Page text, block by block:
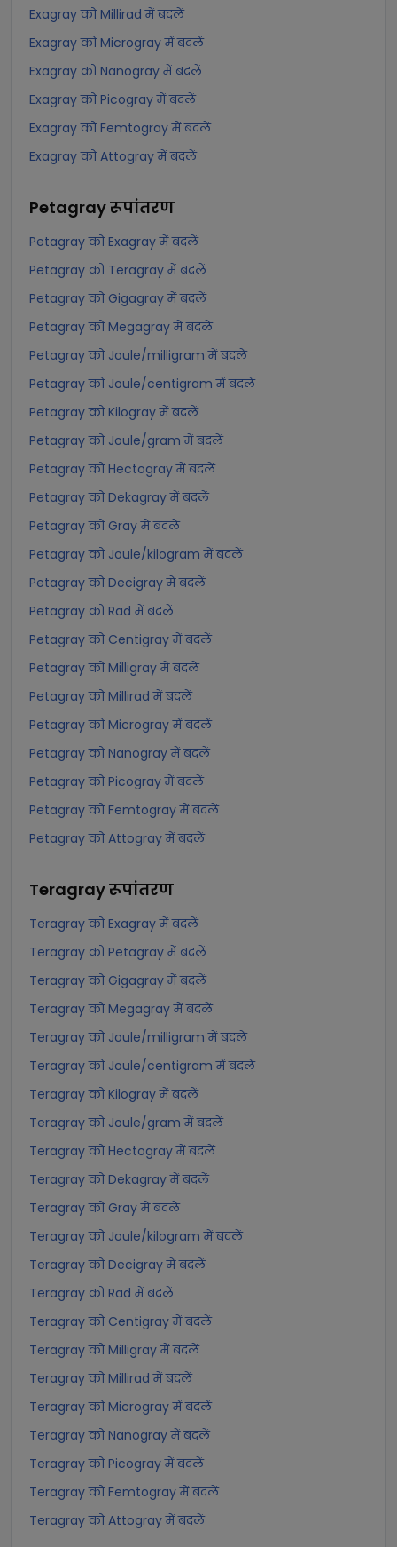
Exagray को Millirad में बदलें
Exagray को Microgray में बदलें
Exagray को Nanogray में बदलें
Exagray को Picogray में बदलें
Exagray को Femtogray में बदलें
Exagray को Attogray में बदलें
Petagrayरूपांतरण
Petagray को Exagray में बदलें
Petagray को Teragray में बदलें
Petagray को Gigagray में बदलें
Petagray को Megagray में बदलें
Petagray को Joule/milligram में बदलें
Petagray को Joule/centigram में बदलें
Petagray को Kilogray में बदलें
Petagray को Joule/gram में बदलें
Petagray को Hectogray में बदलें
Petagray को Dekagray में बदलें
Petagray को Gray में बदलें
Petagray को Joule/kilogram में बदलें
Petagray को Decigray में बदलें
Petagray को Rad में बदलें
Petagray को Centigray में बदलें
Petagray को Milligray में बदलें
Petagray को Millirad में बदलें
Petagray को Microgray में बदलें
Petagray को Nanogray में बदलें
Petagray को Picogray में बदलें
Petagray को Femtogray में बदलें
Petagray को Attogray में बदलें
Teragrayरूपांतरण
Teragray को Exagray में बदलें
Teragray को Petagray में बदलें
Teragray को Gigagray में बदलें
Teragray को Megagray में बदलें
Teragray को Joule/milligram में बदलें
Teragray को Joule/centigram में बदलें
Teragray को Kilogray में बदलें
Teragray को Joule/gram में बदलें
Teragray को Hectogray में बदलें
Teragray को Dekagray में बदलें
Teragray को Gray में बदलें
Teragray को Joule/kilogram में बदलें
Teragray को Decigray में बदलें
Teragray को Rad में बदलें
Teragray को Centigray में बदलें
Teragray को Milligray में बदलें
Teragray को Millirad में बदलें
Teragray को Microgray में बदलें
Teragray को Nanogray में बदलें
Teragray को Picogray में बदलें
Teragray को Femtogray में बदलें
Teragray को Attogray में बदलें